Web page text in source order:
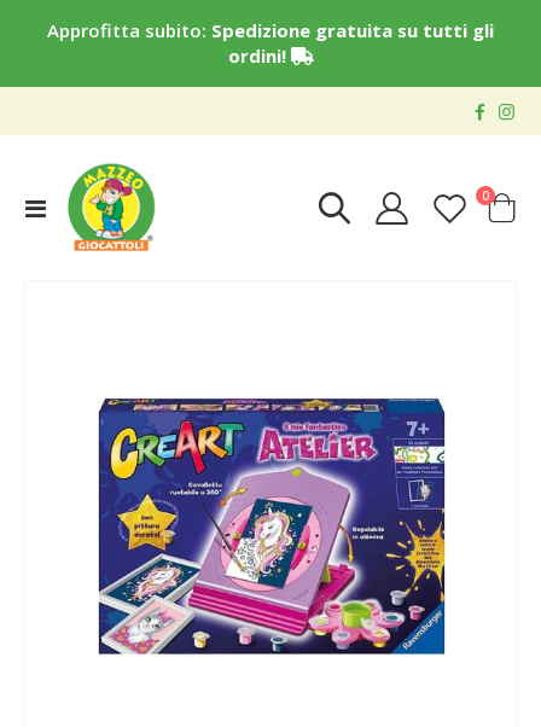
Approfitta subito: Spedizione gratuita su tutti gli
ordini!
Toggle
Nav
Cart
0elementi